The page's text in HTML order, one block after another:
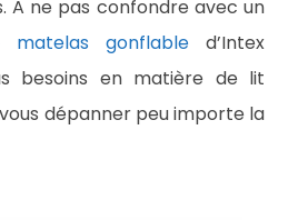
A ne pas confondre avec un
gonflabled’Intex
besoins en matière de lit
dépanner peu importe la